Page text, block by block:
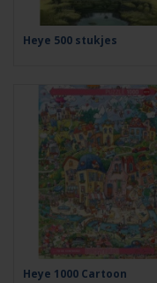
Heye 500 stukjes
Heye 1000 Cartoon